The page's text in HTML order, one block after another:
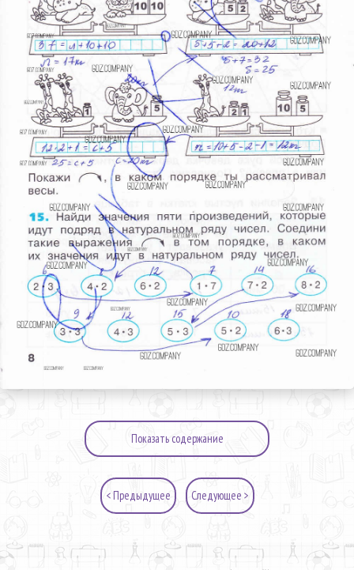
Показать содержание
< Предыдущее Следующее >